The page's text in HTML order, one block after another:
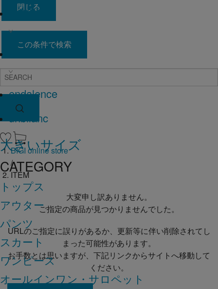
閉じる
この条件で検索
MOGA
L'EQUIPE
endalence
unbilanc
大きいサイズ
CATEGORY
トップス
アウター
パンツ
スカート
ワンピース
オールインワン・サロペット
BIGI online store
/
ITEM
大変申し訳ありません。
ご指定の商品が見つかりませんでした。
URLのご指定に誤りがあるか、更新等に伴い削除されてし
まった可能性があります。
お手数とは思いますが、下記リンクからサイトへ移動して
ください。